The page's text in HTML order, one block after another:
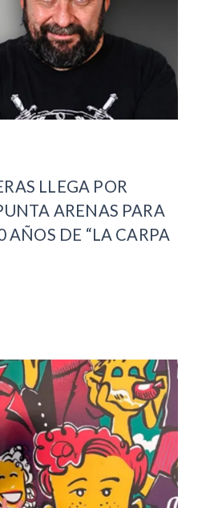
LLEGA POR
ARENAS PARA
AÑOS DE “LA CARPA